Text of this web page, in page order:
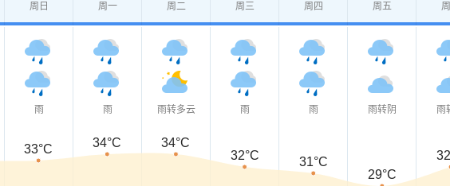
周日 周一 周二 周三 周四 周五
雨 雨 雨转多云 雨 雨 雨转阴 雨
33°C 34°C
34°C
32°C
31°C
29°C